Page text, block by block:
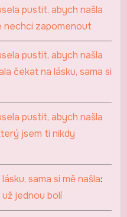
pustit, abych našla
nechci zapomenout
pustit, abych našla
čekat na lásku, sama si
pustit, abych našla
jsem ti nikdy
sama si mě našla:
jednou bolí